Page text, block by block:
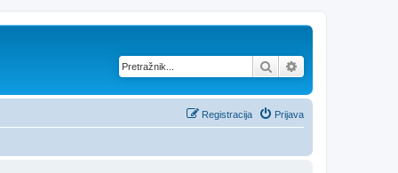
Pretražnik
Prijava
Registracija